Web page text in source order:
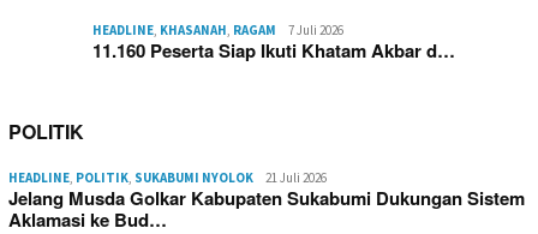
HEADLINE KHASANAH RAGAM 7 Juli 2026
11.160 Peserta Siap Ikuti Khatam Akbar d…
POLITIK
HEADLINE POLITIK SUKABUMI NYOLOK 21 Juli 2026
Jelang Musda Golkar Kabupaten Sukabumi Dukungan Sistem
Aklamasi ke Bud…